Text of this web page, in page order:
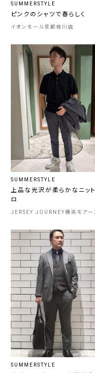
SUMMERSTYLE
ピンクのシャツで春らしく
イオンモール京都桂川店
SUMMERSTYLE
上品な光沢が柔らかなニッ
ロ
JERSEY JOURNEY横浜モアー
SUMMERSTYLE